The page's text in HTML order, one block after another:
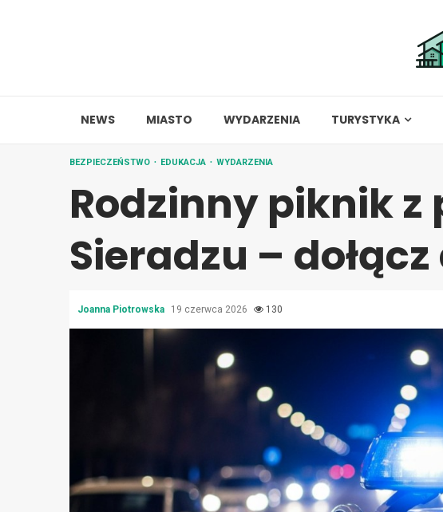
NEWS MIASTO WYDARZENIA TURYSTYKA
BEZPIECZEŃSTWO EDUKACJA WYDARZENIA
Rodzinny piknik z
Sieradzu –
Joanna Piotrowska 19 czerwca 2026 130